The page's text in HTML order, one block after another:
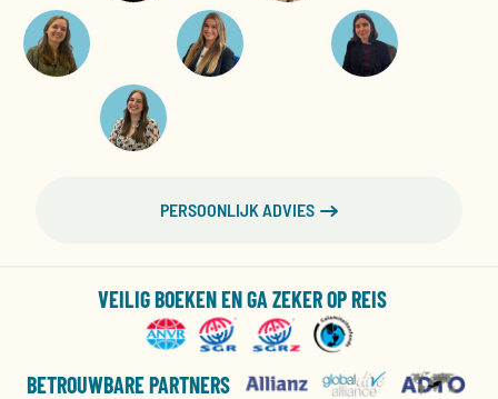
PERSOONLIJK ADVIES
VEILIG BOEKEN EN GA ZEKER OP REIS
BETROUWBARE PARTNERS